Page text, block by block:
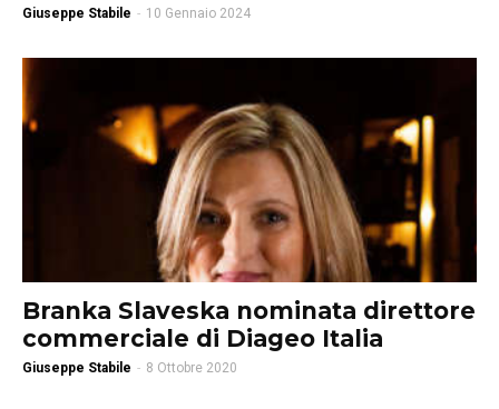
Giuseppe Stabile - 10 Gennaio 2024
Branka Slaveska nominata direttore
commerciale di Diageo Italia
Giuseppe Stabile - 8 Ottobre 2020